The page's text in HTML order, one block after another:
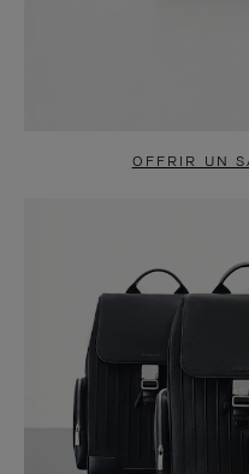
OFFRIR UN